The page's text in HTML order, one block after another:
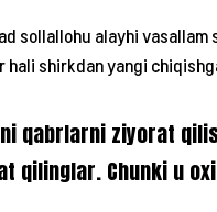
sollallohu alayhi
hali shirkdan yangi
qabrlarni ziyorat
qilinglar. Chunki u